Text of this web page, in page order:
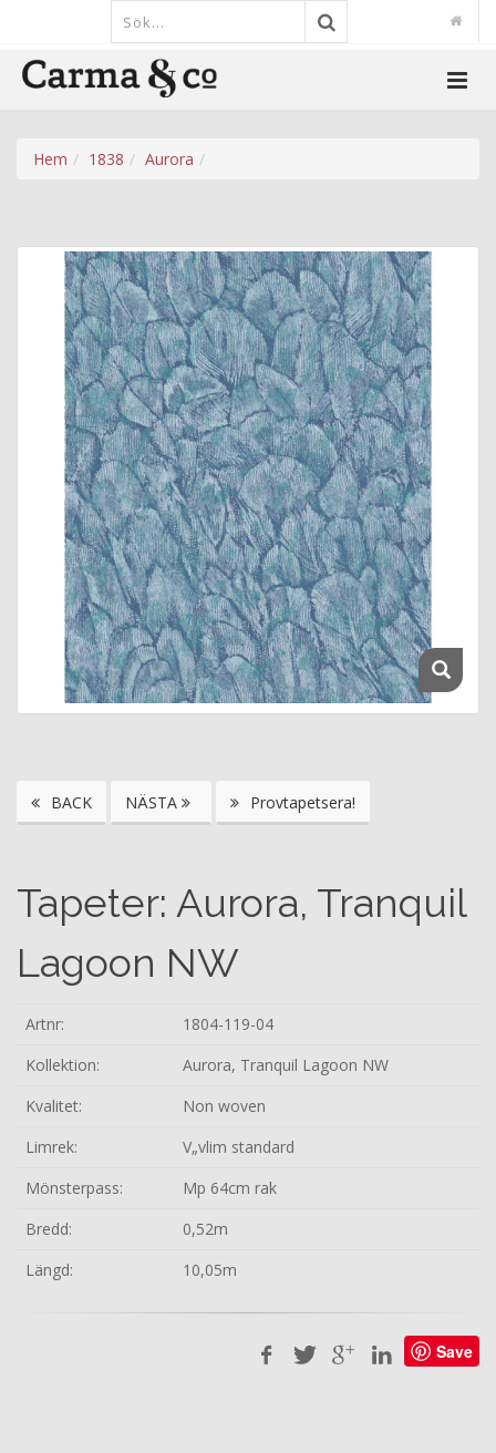
Hem 1838 Aurora
BACK NÄSTA Provtapetsera!
Tapeter: Aurora, Tranquil
Lagoon NW
Artnr:
1804-119-04
Kollektion:
Aurora, Tranquil Lagoon NW
Kvalitet:
Non woven
Limrek:
V„vlim standard
Mönsterpass:
Mp 64cm rak
Bredd:
0,52m
Längd:
10,05m
Save